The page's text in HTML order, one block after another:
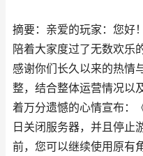
摘要：亲爱的玩家：您好
陪着大家度过了无数欢乐
感谢你们长久以来的热情
整，结合整体运营情况以
着万分遗憾的心情宣布：
日关闭服务器，并且停止
前，您可以继续使用原有